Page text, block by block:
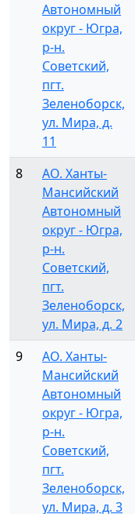
Автономный
округ - Югра,
р-н.
Советский,
пгт.
Зеленоборск,
ул. Мира, д.
11
8
АО. Ханты-
Мансийский
Автономный
округ - Югра,
р-н.
Советский,
пгт.
Зеленоборск,
ул. Мира, д. 2
9
АО. Ханты-
Мансийский
Автономный
округ - Югра,
р-н.
Советский,
пгт.
Зеленоборск,
ул. Мира, д. 3